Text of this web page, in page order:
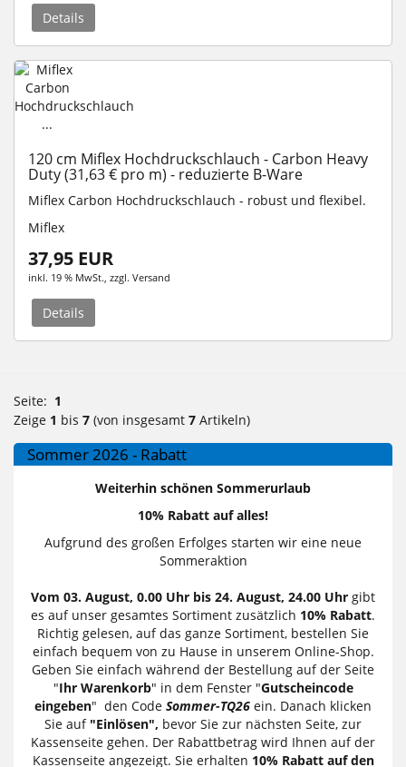
Details
120 cm Miflex Hochdruckschlauch - Carbon Heavy
Duty (31,63 € pro m) - reduzierte B-Ware
Miflex Carbon Hochdruckschlauch - robust und flexibel.
Miflex
37,95 EUR
inkl. 19 % MwSt. , zzgl. Versand
Details
Seite: 1
Zeige 1 bis 7 (von insgesamt 7 Artikeln)
Sommer 2026 - Rabatt
Weiterhin schönen Sommerurlaub
10% Rabatt auf alles!
Aufgrund des großen Erfolges starten wir eine neue
Sommeraktion
Vom 03. August, 0.00 Uhr bis 24. August, 24.00 Uhr gibt
es auf unser gesamtes Sortiment zusätzlich 10% Rabatt.
Richtig gelesen, auf das ganze Sortiment, bestellen Sie
einfach bequem von zu Hause in unserem Online-Shop.
Geben Sie einfach während der Bestellung auf der Seite
"Ihr Warenkorb" in dem Fenster "Gutscheincode
eingeben" den Code Sommer-TQ26 ein. Danach klicken
Sie auf "Einlösen", bevor Sie zur nächsten Seite, zur
Kassenseite gehen. Der Rabattbetrag wird Ihnen auf der
Kassenseite angezeigt. Sie erhalten 10% Rabatt auf den